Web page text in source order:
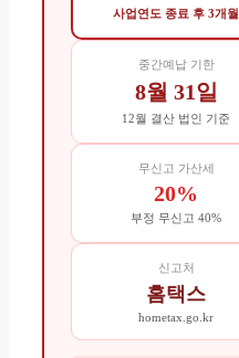
사업연도 종료 후 3개월
중간예납 기한
8월 31일
12월 결산 법인 기준
무신고 가산세
20%
부정 무신고 40%
신고처
홈택스
hometax.go.kr